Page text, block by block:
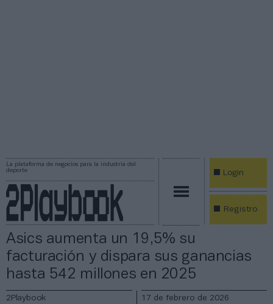
La plataforma de negocios para la industria del
deporte
Login
Registro
Asics aumenta un 19,5% su
facturación y dispara sus ganancias
hasta 542 millones en 2025
2Playbook 17 de febrero de 2026